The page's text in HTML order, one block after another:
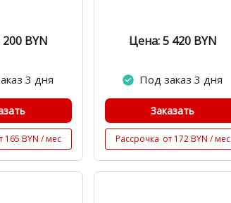
BYN
3 дня
165 BYN / мес
Цена: 5 420 BYN
Под заказ 3 дня
Заказать
Рассрочка от 172 BYN / мес